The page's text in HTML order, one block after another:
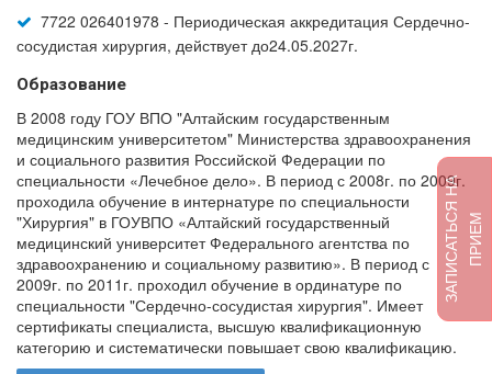
7722 026401978 - Периодическая аккредитация Сердечно-
сосудистая хирургия, действует до24.05.2027г.
Образование
В 2008 году ГОУ ВПО "Алтайским государственным
медицинским университетом" Министерства здравоохранения
и социального развития Российской Федерации по
специальности «Лечебное дело». В период с 2008г. по 2009г.
проходила обучение в интернатуре по специальности
"Хирургия" в ГОУВПО «Алтайский государственный
медицинский университет Федерального агентства по
здравоохранению и социальному развитию». В период с
2009г. по 2011г. проходил обучение в ординатуре по
специальности "Сердечно-сосудистая хирургия". Имеет
сертификаты специалиста, высшую квалификационную
категорию и систематически повышает свою квалификацию.
З
А
П
И
С
А
Т
Ь С
Я
Н
А
П
Р
И
Е М